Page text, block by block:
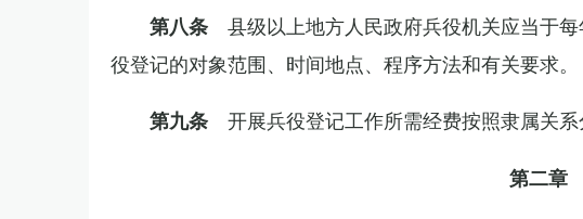
第八条 县级以上地方人民政府兵役机关应当于
役登记的对象范围、时间地点、程序方法和有关要求。
第九条 开展兵役登记工作所需经费按照隶属关
第二章